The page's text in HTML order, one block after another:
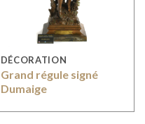
DÉCORATION
Grand régule signé
Dumaige